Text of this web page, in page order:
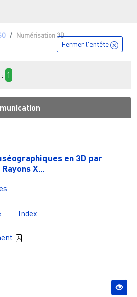
Numérisation 3D
Fermer l'entête
1
en 3D par
X...
Index